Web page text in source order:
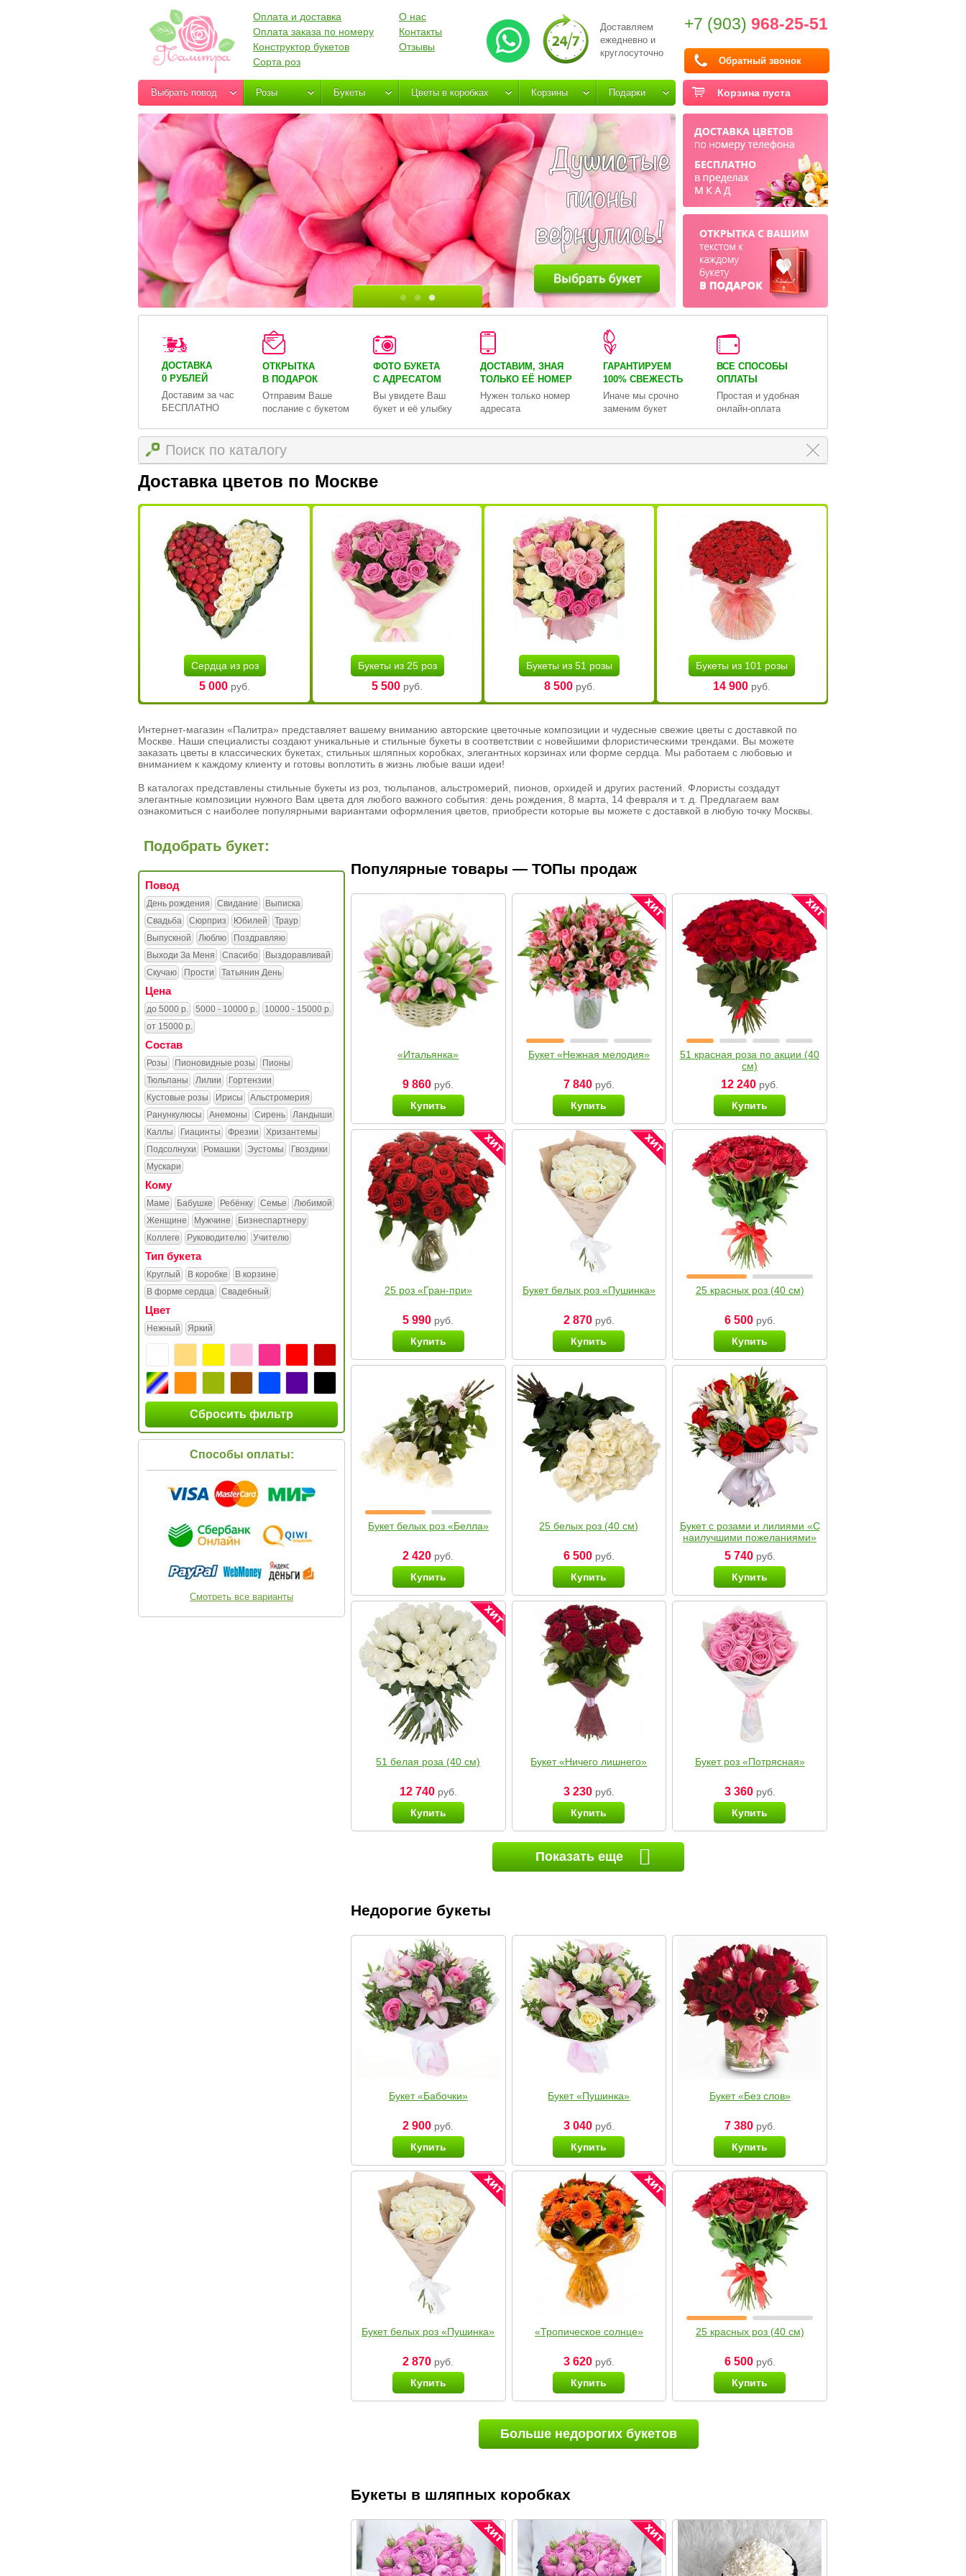
Доставляем
ежедневно и
круглосуточно
+7 (903) 968-25-51
Обратный звонок
Оплата и доставка
Оплата заказа по номеру
Конструктор букетов
Сорта роз
О нас
Контакты
Отзывы
Корзина пуста
Выбрать повод Розы Букеты Цветы в коробках Корзины Подарки
ДОСТАВКА
0 РУБЛЕЙ
Доставим за час
БЕСПЛАТНО
ОТКРЫТКА
В ПОДАРОК
Отправим Ваше
послание с букетом
ФОТО БУКЕТА
С АДРЕСАТОМ
Вы увидете Ваш
букет и её улыбку
ДОСТАВИМ, ЗНАЯ
ТОЛЬКО ЕЁ НОМЕР
Нужен только номер
адресата
ГАРАНТИРУЕМ
100% СВЕЖЕСТЬ
Иначе мы срочно
заменим букет
ВСЕ СПОСОБЫ
ОПЛАТЫ
Простая и удобная
онлайн-оплата
Доставка цветов по Москве
Сердца из роз
5 000 руб.
Букеты из 25 роз
5 500 руб.
Букеты из 51 розы
8 500руб.
Букеты из 101 розы
14 900руб.
Интернет-магазин «Палитра» представляет вашему вниманию авторские цветочные композиции и чудесные свежие цветы с доставкой по
Москве. Наши специалисты создают уникальные и стильные букеты в соответствии с новейшими флористическими трендами. Вы можете
заказать цветы в классических букетах, стильных шляпных коробках, элегантных корзинах или форме сердца. Мы работаем с любовью и
вниманием к каждому клиенту и готовы воплотить в жизнь любые ваши идеи!
В каталогах представлены стильные букеты из роз, тюльпанов, альстромерий, пионов, орхидей и других растений. Флористы создадут
элегантные композиции нужного Вам цвета для любого важного события: день рождения, 8 марта, 14 февраля и т. д. Предлагаем вам
ознакомиться с наиболее популярными вариантами оформления цветов, приобрести которые вы можете с доставкой в любую точку Москвы.
Подобрать букет:
Повод
День рождения Свидание
Выписка
Свадьба
Сюрприз Юбилей
Траур
Выпускной
Люблю
Поздравляю
Выходи За Меня
Спасибо
Выздоравливай
Скучаю
Прости Татьянин День
Цена
до 5000 р. 5000 - 10000 р.
10000 - 15000 р.
от 15000 р.
Состав
Розы Пионовидные розы
Пионы
Тюльпаны
Лилии
Гортензии
Кустовые розы
Ирисы
Альстромерия
Ранункулюсы
Анемоны Сирень
Ландыши
Каллы
Гиацинты Фрезии
Хризантемы
Подсолнухи
Ромашки Эустомы
Гвоздики
Мускари
Кому
Маме Бабушке Ребёнку Семье
Любимой
Женщине
Мужчине
Бизнеспартнеру
Коллеге
Руководителю Учителю
Тип букета
Круглый В коробке
В корзине
В форме сердца
Свадебный
Цвет
Нежный Яркий
Сбросить фильтр
Способы оплаты:
Смотреть все варианты
Популярные товары — ТОПы продаж
«Итальянка»
9 860 руб.
Купить
Букет «Нежная мелодия»
7 840руб.
Купить
51 красная роза по акции (40
см)
12 240 руб.
Купить
25 роз «Гран-при»
5 990 руб.
Купить
Букет белых роз «Пушинка»
2 870руб.
Купить
25 красных роз (40 см)
6 500руб.
Купить
Букет белых роз «Белла»
2 420 руб.
Купить
25 белых роз (40 см)
6 500руб.
Купить
Букет с розами и лилиями «С
наилучшими пожеланиями»
5 740руб.
Купить
51 белая роза (40 см)
12 740руб.
Купить
Букет «Ничего лишнего»
3 230руб.
Купить
Букет роз «Потрясная»
3 360руб.
Купить
Показать еще
Недорогие букеты
Букет «Бабочки»
2 900 руб.
Купить
Букет «Пушинка»
3 040руб.
Купить
Букет «Без слов»
7 380руб.
Купить
Букет белых роз «Пушинка»
2 870 руб.
Купить
«Тропическое солнце»
3 620руб.
Купить
25 красных роз (40 см)
6 500руб.
Купить
Больше недорогих букетов
Букеты в шляпных коробках